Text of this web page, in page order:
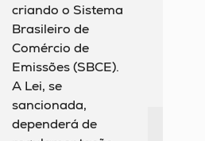
criando o Sistema
Brasileiro de
Comércio de
Emissões (SBCE).
A Lei, se
sancionada,
dependerá de